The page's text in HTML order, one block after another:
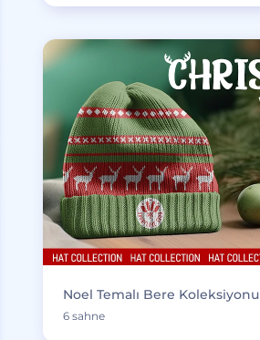
Noel Temalı Bere Koleksiyonu
6 sahne